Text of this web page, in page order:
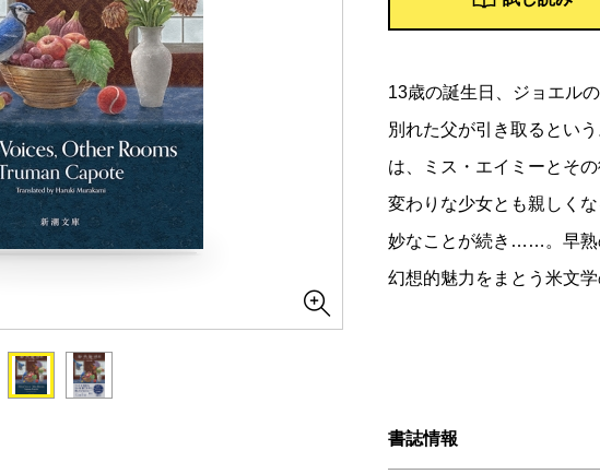
13歳の誕生日、ジョエル
別れた父が引き取るとい
は、ミス・エイミーとそ
変わりな少女とも親しく
妙なことが続き……。早熟
幻想的魅力をまとう米文
書誌情報